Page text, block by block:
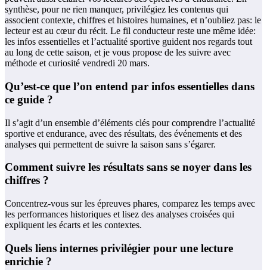
synthèse, pour ne rien manquer, privilégiez les contenus qui
associent contexte, chiffres et histoires humaines, et n’oubliez pas: le
lecteur est au cœur du récit. Le fil conducteur reste une même idée:
les infos essentielles et l’actualité sportive guident nos regards tout
au long de cette saison, et je vous propose de les suivre avec
méthode et curiosité vendredi 20 mars.
Qu’est-ce que l’on entend par infos essentielles dans
ce guide ?
Il s’agit d’un ensemble d’éléments clés pour comprendre l’actualité
sportive et endurance, avec des résultats, des événements et des
analyses qui permettent de suivre la saison sans s’égarer.
Comment suivre les résultats sans se noyer dans les
chiffres ?
Concentrez-vous sur les épreuves phares, comparez les temps avec
les performances historiques et lisez des analyses croisées qui
expliquent les écarts et les contextes.
Quels liens internes privilégier pour une lecture
enrichie ?